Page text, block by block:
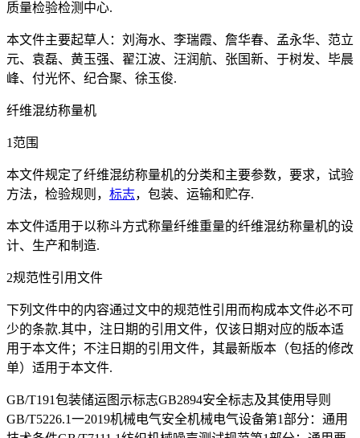
质量检验检测中心.
本文件主要起草人：刘海水、李瑞霞、詹华春、孟永华、范立
元、袁磊、黄玉强、翟江波、汪润航、张国新、于树发、毕晨
峰、付光怀、纪合聚、徐玉俊.
纤维混纺称量机
1范围
本文件规定了纤维混纺称量机的分类和主要参数，要求，试验
方法，检验规则， 标志，包装、运输和贮存.
本文件适用于以称斗方式称量纤维重量的纤维混纺称量机的设
计、生产和制造.
2规范性引用文件
下列文件中的内容通过文中的规范性引用而构成本文件必不可
少的条款.其中，注日期的引用文件，仅该日期对应的版本适
用于本文件；不注日期的引用文件，其最新版本（包括的修改
单）适用于本文件.
GB/T191包装储运图示标志GB2894安全标志及其使用导则
GB/T5226.1一2019机械电气安全机械电气设备第1部分：通用